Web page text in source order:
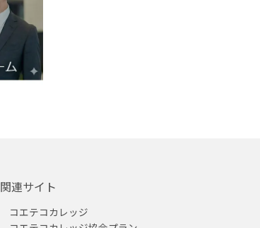
関連サイト
コエテコカレッジ